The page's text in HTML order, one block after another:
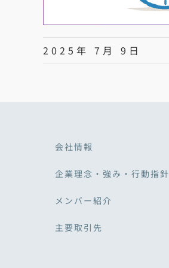
2025年 7月 9日
会社情報
企業理念・強み・行動指針
メンバー紹介
主要取引先